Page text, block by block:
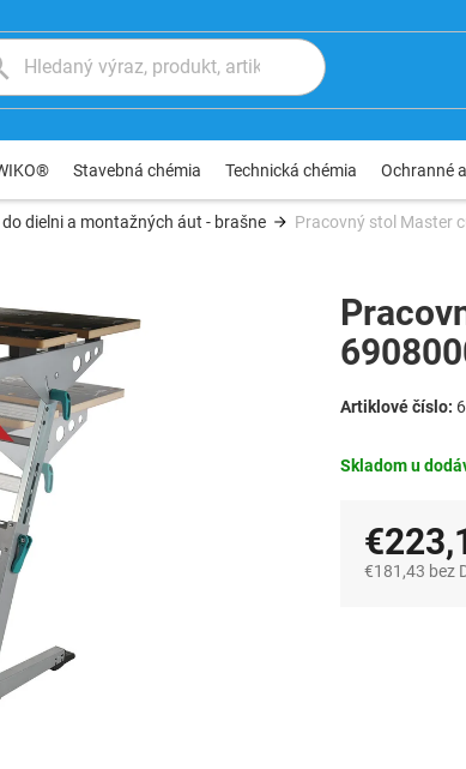
Stavebná chémia Technická chémia Ochranné
dielni a montažných áut - brašne Pracovný stol Master
Skladom u
€181,43 bez